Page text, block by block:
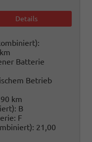
Details
Batterie
Betrieb
90 km
B
F
21,00